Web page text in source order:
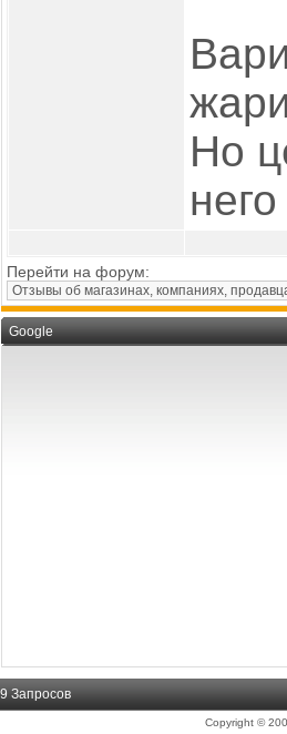
Но
Перейти на форум:
Google
Запросов
Copyright ©